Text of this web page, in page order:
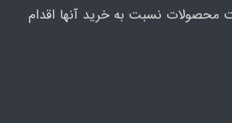
محصولات نسبت به خرید آنها اقدام